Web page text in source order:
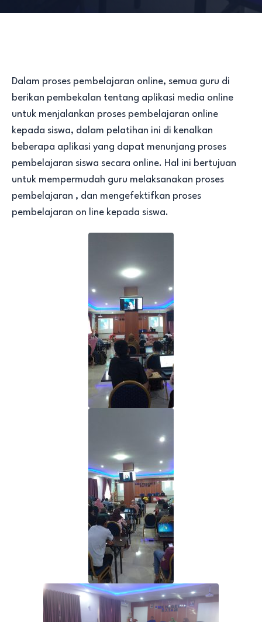
Dalam proses pembelajaran online, semua guru di
berikan pembekalan tentang aplikasi media online
untuk menjalankan proses pembelajaran online
kepada siswa, dalam pelatihan ini di kenalkan
beberapa aplikasi yang dapat menunjang proses
pembelajaran siswa secara online. Hal ini bertujuan
untuk mempermudah guru melaksanakan proses
pembelajaran , dan mengefektifkan proses
pembelajaran on line kepada siswa.